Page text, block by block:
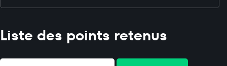
Liste des points retenus